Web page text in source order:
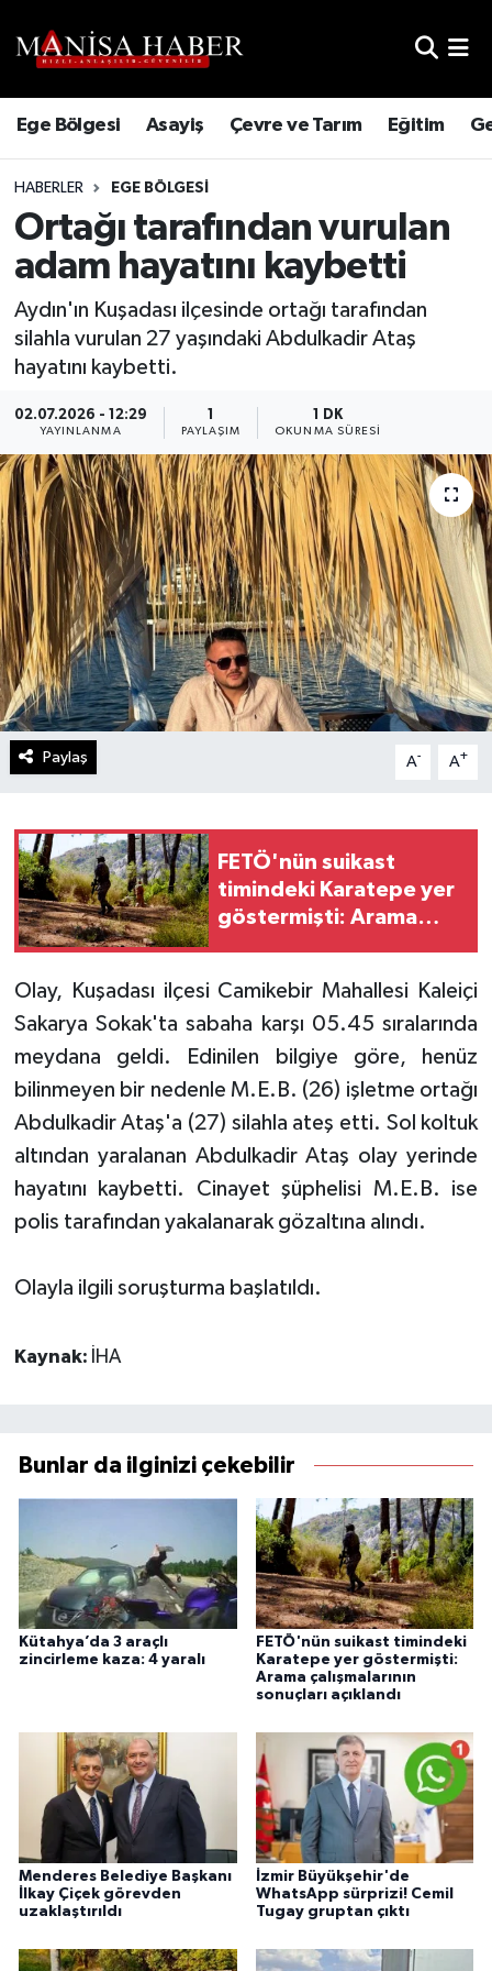
Ege Bölgesi Asayiş Çevre ve Tarım Eğitim
HABERLER EGE BÖLGESI
Ortağı tarafından vurulan
adam hayatını kaybetti
Aydın'ın Kuşadası ilçesinde ortağı tarafından
silahla vurulan 27 yaşındaki Abdulkadir Ataş
hayatını kaybetti.
02.07.2026 - 12:29
YAYINLANMA
1
PAYLAŞIM
1 DK
OKUNMA SÜRESI
Paylaş A- A+
FETÖ'nün suikast
timindeki Karatepe yer
göstermişti: Arama
Olay, Kuşadası ilçesi Camikebir Mahallesi Kaleiçi
Sakarya Sokak'ta sabaha karşı 05.45 sıralarında
meydana geldi. Edinilen bilgiye göre, henüz
bilinmeyen bir nedenle M.E.B. (26) işletme ortağı
Abdulkadir Ataş'a (27) silahla ateş etti. Sol koltuk
altından yaralanan Abdulkadir Ataş olay yerinde
hayatını kaybetti. Cinayet şüphelisi M.E.B. ise
polis tarafından yakalanarak gözaltına alındı.
Olayla ilgili soruşturma başlatıldı.
Kaynak: İHA
Bunlar da ilginizi çekebilir
Kütahya’da 3 araçlı
zincirleme kaza: 4 yaralı
FETÖ'nün suikast timindeki
Karatepe yer göstermişti:
Arama çalışmalarının
sonuçları açıklandı
Menderes Belediye Başkanı
İlkay Çiçek görevden
uzaklaştırıldı
İzmir Büyükşehir'de
WhatsApp sürprizi! Cemil
Tugay gruptan çıktı
Trafik Durumu
Süper Lig Puan Durumu ve Fikstür
Tüm Manşetler
Son Dakika Haberleri
Haber Arşivi